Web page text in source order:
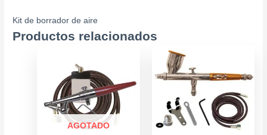
Kit de borrador de aire
Productos relacionados
AGOTADO